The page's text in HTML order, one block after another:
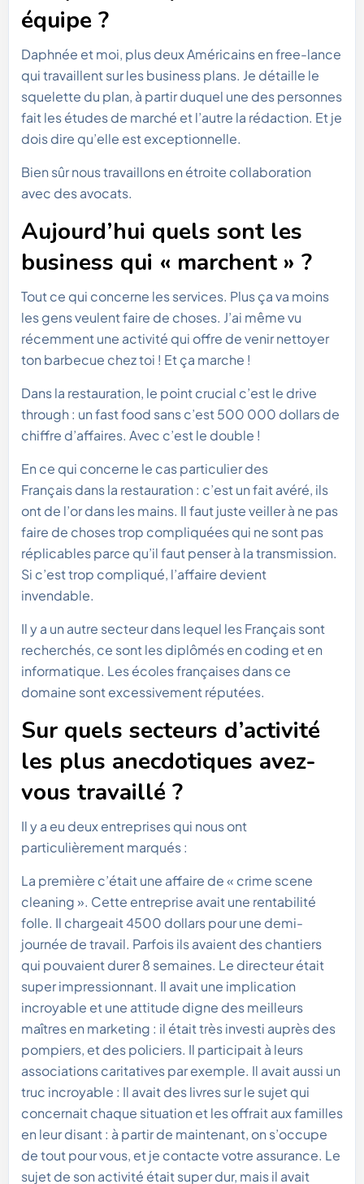
équipe ?
Daphnée et moi, plus deux Américains en free-lance
qui travaillent sur les business plans. Je détaille le
squelette du plan, à partir duquel une des personnes
fait les études de marché et l’autre la rédaction. Et je
dois dire qu’elle est exceptionnelle.
Bien sûr nous travaillons en étroite collaboration
avec des avocats.
Aujourd’hui quels sont les
business qui « marchent » ?
Tout ce qui concerne les services. Plus ça va moins
les gens veulent faire de choses. J’ai même vu
récemment une activité qui offre de venir nettoyer
ton barbecue chez toi ! Et ça marche !
Dans la restauration, le point crucial c’est le drive
through : un fast food sans c’est 500 000 dollars de
chiffre d’affaires. Avec c’est le double !
En ce qui concerne le cas particulier des
Français dans la restauration : c’est un fait avéré, ils
ont de l’or dans les mains. Il faut juste veiller à ne pas
faire de choses trop compliquées qui ne sont pas
réplicables parce qu’il faut penser à la transmission.
Si c’est trop compliqué, l’affaire devient
invendable.
Il y a un autre secteur dans lequel les Français sont
recherchés, ce sont les diplômés en coding et en
informatique. Les écoles françaises dans ce
domaine sont excessivement réputées.
Sur quels secteurs d’activité
les plus anecdotiques avez-
vous travaillé ?
Il y a eu deux entreprises qui nous ont
particulièrement marqués :
La première c’était une affaire de « crime scene
cleaning ». Cette entreprise avait une rentabilité
folle. Il chargeait 4500 dollars pour une demi-
journée de travail. Parfois ils avaient des chantiers
qui pouvaient durer 8 semaines. Le directeur était
super impressionnant. Il avait une implication
incroyable et une attitude digne des meilleurs
maîtres en marketing : il était très investi auprès des
pompiers, et des policiers. Il participait à leurs
associations caritatives par exemple. Il avait aussi un
truc incroyable : Il avait des livres sur le sujet qui
concernait chaque situation et les offrait aux familles
en leur disant : à partir de maintenant, on s’occupe
de tout pour vous, et je contacte votre assurance. Le
sujet de son activité était super dur, mais il avait